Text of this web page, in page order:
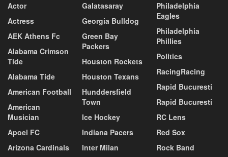
Actor
Actress
AEK Athens Fc
Alabama Crimson
Tide
Alabama Tide
American Football
American
Musician
Apoel FC
Arizona Cardinals
Galatasaray
Georgia Bulldog
Green Bay
Packers
Houston Rockets
Houston Texans
Hunddersfield
Town
Ice Hockey
Indiana Pacers
Inter Milan
Philadelphia
Eagles
Philadelphia
Phillies
Politics
RacingRacing
Rapid Bucuresti
Rapid Bucuresti
RC Lens
Red Sox
Rock Band